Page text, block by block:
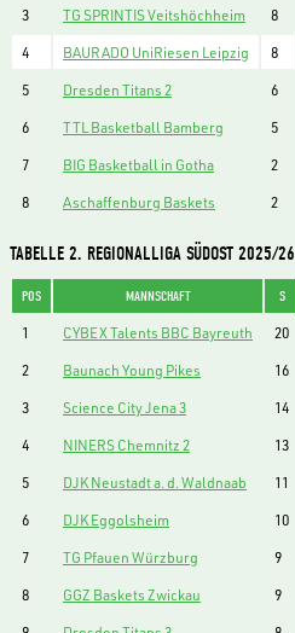
3
TG SPRINTIS Veitshöchheim 8
4
BAURADO UniRiesen Leipzig 8
5
Dresden Titans 2 6
6
TTL Basketball Bamberg 5
7
BIG Basketball in Gotha 2
8
Aschaffenburg Baskets 2
TABELLE 2. REGIONALLIGA SÜDOST 2025/26
POS MANNSCHAFT S
1 CYBEX Talents BBC Bayreuth 20
2
Baunach Young Pikes 16
3
Science City Jena 3 14
4
NINERS Chemnitz 2 13
5
DJK Neustadt a. d. Waldnaab 11
6
DJK Eggolsheim 10
7
TG Pfauen Würzburg 9
8
GGZ Baskets Zwickau 9